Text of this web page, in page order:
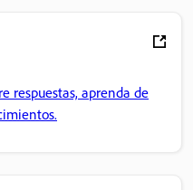
respuestas, aprenda de